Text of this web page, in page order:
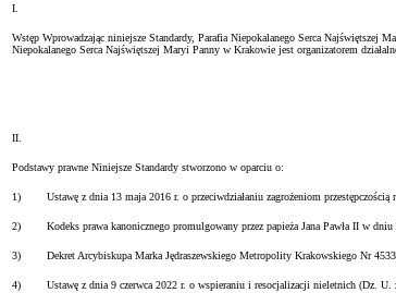
I.
Wstęp Wprowadzając niniejsze Standardy, Parafia Niepokalanego Serca
Niepokalanego Serca Najświętszej Maryi Panny w Krakowie jest organizatorem
II.
Podstawy prawne Niniejsze Standardy stworzono w oparciu o:
1) Ustawę z dnia 13 maja 2016 r. o przeciwdziałaniu zagrożeniom
2) Kodeks prawa kanonicznego promulgowany przez papieża Jana Pawła II w dniu
3) Dekret Arcybiskupa Marka Jędraszewskiego Metropolity Krakowskiego Nr 4533/
4) Ustawę z dnia 9 czerwca 2022 r. o wspieraniu i resocjalizacji nieletnich (Dz. U.